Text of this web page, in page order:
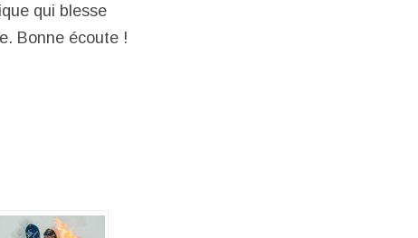
qui blesse
Bonne écoute !